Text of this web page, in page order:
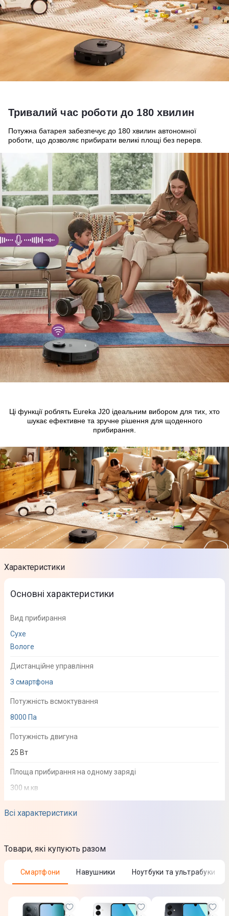
Тривалий час роботи до 180 хвилин
Потужна батарея забезпечує до 180 хвилин автономної
роботи, що дозволяє прибирати великі площі без перерв.
Ці функції роблять Eureka J20 ідеальним вибором для тих, хто
шукає ефективне та зручне рішення для щоденного
прибирання.
Характеристики
Всі характеристики
Основні характеристики
Вид прибирання
Сухе
Вологе
Дистанційне управління
З смартфона
Потужність всмоктування
8000 Па
Потужність двигуна
25 Вт
Площа прибирання на одному заряді
300 м.кв
Рівень шуму
67 дБ
Товари, які купують разом
Смартфони Навушники Ноутбуки та ультрабуки